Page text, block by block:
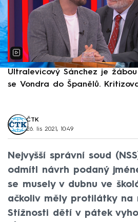
Ultralevicový Sánchez je
se Vondra do Španělů.
ČTK
26. lis 2021, 10:49
Nejvyšší správní soud
odmítl návrh podaný
se musely v dubnu ve
ačkoliv měly protilátky na
Stížnosti dětí v pátek